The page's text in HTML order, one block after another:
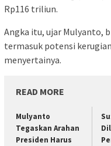
Rp116 triliun.
Angka itu, ujar Mulyanto,
termasuk potensi
menyertainya.
READ MORE
Mulyanto
Tegaskan Arahan
Presiden Harus